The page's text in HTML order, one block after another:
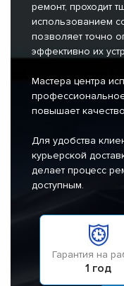
ремонт, проходит
использованием
позволяет точно
эффективно их
Мастера центра
повышает
Для удобства
курьерской
делает процесс
доступным.
Гарантия на
1 год